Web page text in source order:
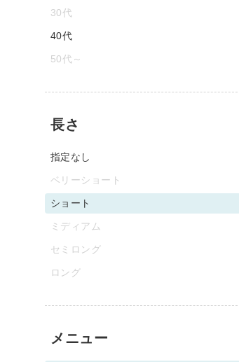
30代
40代
50代～
長さ
指定なし
ベリーショート
ショート
ミディアム
セミロング
ロング
メニュー